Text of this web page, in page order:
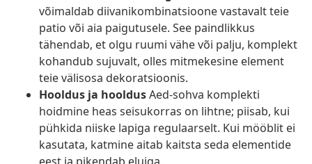
võimaldab diivanikombinatsioone vastavalt teie
patio või aia paigutusele. See paindlikkus
tähendab, et olgu ruumi vähe või palju, komplekt
kohandub sujuvalt, olles mitmekesine element
teie välisosa dekoratsioonis.
Hooldus ja hooldusAed-sohva komplekti
hoidmine heas seisukorras on lihtne; piisab, kui
pühkida niiske lapiga regulaarselt. Kui mööblit ei
kasutata, katmine aitab kaitsta seda elementide